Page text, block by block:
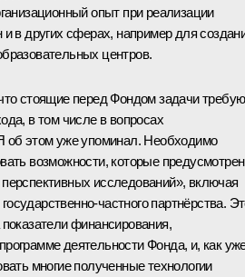
опыт при реализации
и в других сферах, например для
центров.
стоящие перед Фондом задачи
в том числе в вопросах
об этом уже упоминал. Необходимо
возможности, которые
исследований», включая
частного партнёрства.
финансирования,
деятельности Фонда, и, как
многие полученные технологии